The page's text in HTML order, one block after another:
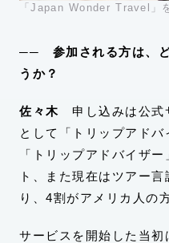
「Japan Wonder Travel」
── 参加される方は、ど
うか？
佐々木 申し込みは公式
として「トリップアドバ
「トリップアドバイザ
ト、また現在はツアー
り、4割がアメリカ人の
サービスを開始した当